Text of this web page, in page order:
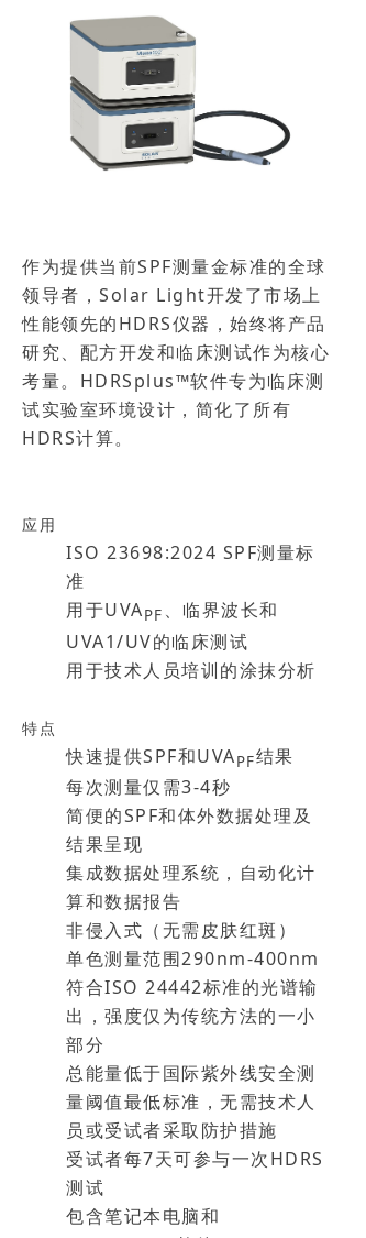
作为提供当前SPF测量金标准的全球
领导者，Solar Light开发了市场上
性能领先的HDRS仪器，始终将产品
研究、配方开发和临床测试作为核心
考量。HDRSplus™软件专为临床测
试实验室环境设计，简化了所有
HDRS计算。
应用
ISO 23698:2024 SPF测量标
准
用于UVAPF 、临界波长和
UVA1/UV的临床测试
用于技术人员培训的涂抹分析
特点
快速提供SPF和UVAPF结果
每次测量仅需3-4秒
简便的SPF和体外数据处理及
结果呈现
集成数据处理系统，自动化计
算和数据报告
非侵入式（无需皮肤红斑）
单色测量范围290nm-400nm
符合ISO 24442标准的光谱输
出，强度仅为传统方法的一小
部分
总能量低于国际紫外线安全测
量阈值最低标准，无需技术人
员或受试者采取防护措施
受试者每7天可参与一次HDRS
测试
包含笔记本电脑和